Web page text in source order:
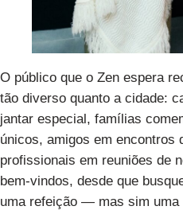
O público que o Zen espera
tão diverso quanto a cidade:
jantar especial, famílias
únicos, amigos em encontros
profissionais em reuniões de
bem-vindos, desde que
uma refeição — mas sim uma